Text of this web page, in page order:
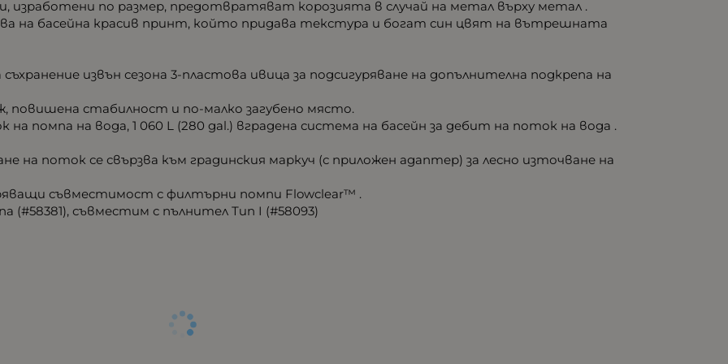
изработени по размер, предотвратяват корозията в случай на метал върху метал .
на басейна красив принт, който придава текстура и богат син цвят на вътрешната
извън сезона 3-пластова ивица за подсигуряване на допълнителна подкрепа на
повишена стабилност и по-малко загубено място.
на помпа на вода, 1 060 L (280 gal.) вградена система на басейн за дебит на поток на вода .
на поток се свързва към градинския маркуч (с приложен адаптер) за лесно източване на
съвместимост с филтърни помпи Flowclear™ .
(#58381), съвместим с пълнител Тип I (#58093)